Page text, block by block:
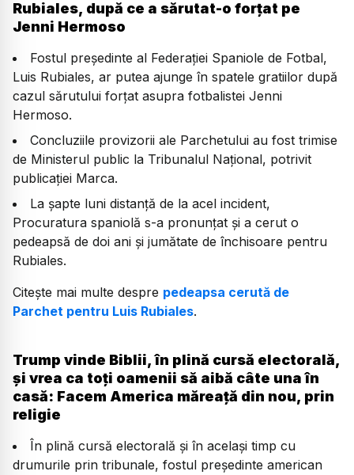
Rubiales, după ce a sărutat-o forțat pe
Jenni Hermoso
Fostul președinte al Federației Spaniole de Fotbal,
Luis Rubiales, ar putea ajunge în spatele gratiilor după
cazul sărutului forțat asupra fotbalistei Jenni
Hermoso.
Concluziile provizorii ale Parchetului au fost trimise
de Ministerul public la Tribunalul Național, potrivit
publicației Marca.
La șapte luni distanță de la acel incident,
Procuratura spaniolă s-a pronunțat și a cerut o
pedeapsă de doi ani și jumătate de închisoare pentru
Rubiales.
Citește mai multe despre pedeapsa cerută de
Parchet pentru Luis Rubiales.
Trump vinde Biblii, în plină cursă electorală,
și vrea ca toți oamenii să aibă câte una în
casă: Facem America măreață din nou, prin
religie
În plină cursă electorală și în același timp cu
drumurile prin tribunale, fostul președinte american